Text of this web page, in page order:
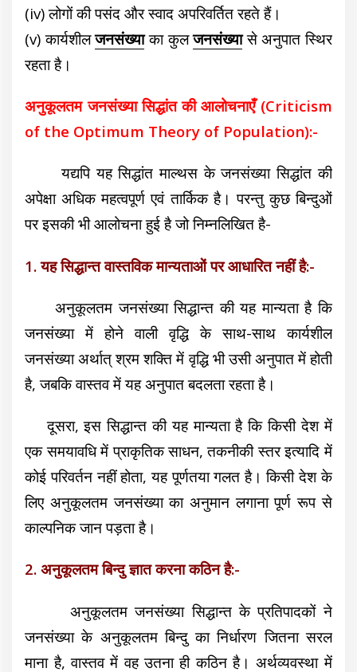
(iv) लोगों की पसंद और स्वाद अपरिवर्तित रहते हैं।
(v) कार्यशीलजनसंख्याका कुलजनसंख्यासे अनुपात स्थिर
रहता है।
अनुकूलतम जनसंख्या सिद्धांत की आलोचनाएँ (Criticism
of the Optimum Theory of Population):-
यद्यपि यह सिद्धांत माल्थस के जनसंख्या सिद्धांत की
अपेक्षा अधिक महत्वपूर्ण एवं तार्किक है। परन्तु कुछ बिन्दुओं
पर इसकी भी आलोचना हुई है जो निम्नलिखित है-
1. यह सिद्धान्त वास्तविक मान्यताओं पर आधारित नहीं है:-
अनुकूलतम जनसंख्या सिद्धान्त की यह मान्यता है कि
जनसंख्या में होने वाली वृद्धि के साथ-साथ कार्यशील
जनसंख्या अर्थात् श्रम शक्ति में वृद्धि भी उसी अनुपात में होती
है, जबकि वास्तव में यह अनुपात बदलता रहता है।
दूसरा, इस सिद्धान्त की यह मान्यता है कि किसी देश में
एक समयावधि में प्राकृतिक साधन, तकनीकी स्तर इत्यादि में
कोई परिवर्तन नहीं होता, यह पूर्णतया गलत है। किसी देश के
लिए अनुकूलतम जनसंख्या का अनुमान लगाना पूर्ण रूप से
काल्पनिक जान पड़ता है।
2. अनुकूलतम बिन्दु ज्ञात करना कठिन है:-
अनुकूलतम जनसंख्या सिद्धान्त के प्रतिपादकों ने
जनसंख्या के अनुकूलतम बिन्दु का निर्धारण जितना सरल
माना है, वास्तव में वह उतना ही कठिन है। अर्थव्यवस्था में